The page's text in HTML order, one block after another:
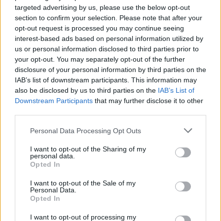
targeted advertising by us, please use the below opt-out
section to confirm your selection. Please note that after your
opt-out request is processed you may continue seeing
interest-based ads based on personal information utilized by
us or personal information disclosed to third parties prior to
your opt-out. You may separately opt-out of the further
disclosure of your personal information by third parties on the
IAB’s list of downstream participants. This information may
also be disclosed by us to third parties on the IAB’s List of
Downstream Participants that may further disclose it to other
Personal Data Processing Opt Outs
I want to opt-out of the Sharing of my
personal data.
Opted In
I want to opt-out of the Sale of my
Personal Data.
Opted In
I want to opt-out of processing my
Franciszkanizm to wbrew pozorom bardzo
popularny do dzisiaj nurt filozoficzny, chociaż
nabrał on kształtu, w którym rzadko kiedy wiąże
się go z chrześcijaństwem. Należy jednak